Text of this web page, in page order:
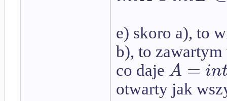
e) skoro a), to
b), to
co daje A = in
otwarty jak